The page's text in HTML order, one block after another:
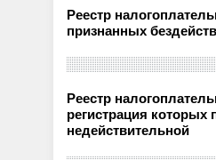
Реестр
признанных
Реестр
регистрация которых
недействительной